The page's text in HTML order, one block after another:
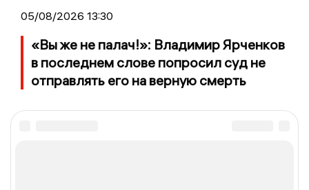
05/08/2026 13:30
«Вы же не палач!»: Владимир Ярченков
в последнем слове попросил суд не
отправлять его на верную смерть